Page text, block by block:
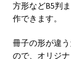
方形などB5判
作できます。
冊子の形が違
ので、オリジ